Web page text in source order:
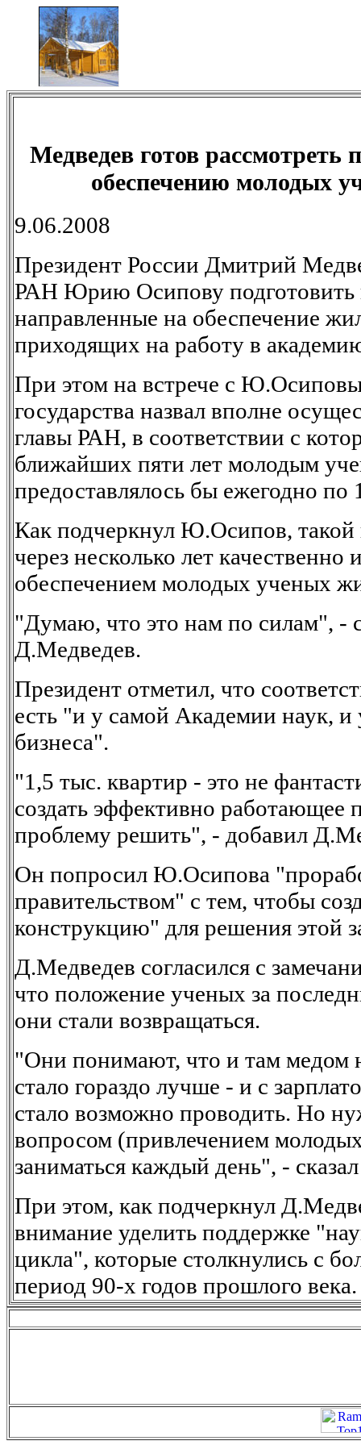
Медведев готов
обеспечению молодых
9.06.2008
Президент России Дмитрий
РАН Юрию Осипову подготовить
направленные на обеспечение
приходящих на работу в
При этом на встрече с
государства назвал вполне
главы РАН, в соответствии с
ближайших пяти лет молодым
предоставлялось бы ежегодно по
Как подчеркнул Ю.Осипов,
через несколько лет
обеспечением молодых ученых
"Думаю, что это нам по силам", -
Д.Медведев.
Президент отметил, что
есть "и у самой Академии наук, и
бизнеса".
"1,5 тыс. квартир - это не
создать эффективно работающее
проблему решить", - добавил
Он попросил Ю.Осипова
правительством" с тем, чтобы
конструкцию" для решения этой
Д.Медведев согласился с
что положение ученых за
они стали возвращаться.
"Они понимают, что и там медом
стало гораздо лучше - и с
стало возможно проводить. Но
вопросом (привлечением
заниматься каждый день", -
При этом, как подчеркнул
внимание уделить поддержке
цикла", которые столкнулись с
период 90-х годов прошлого века.